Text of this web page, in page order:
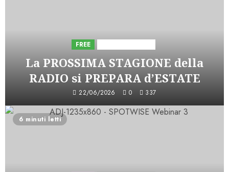
FREE
La PROSSIMA STAGIONE della
RADIO si PREPARA d’ESTATE
22/06/2026 0 337
6 minuti letti